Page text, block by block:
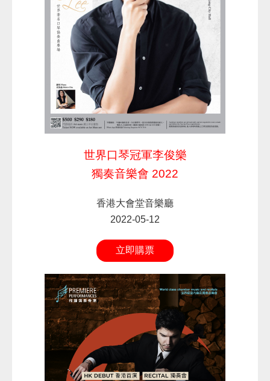
世界口琴冠軍李俊樂
獨奏音樂會 2022
香港大會堂音樂廳
2022-05-12
立即購票